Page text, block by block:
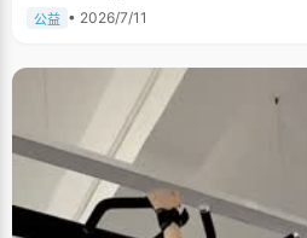
公益 • 2026/7/11